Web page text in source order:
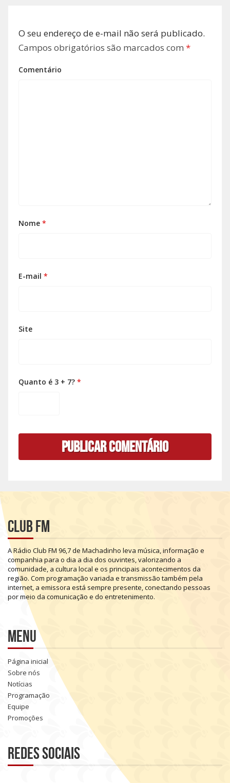
O seu endereço de e-mail não será publicado.
Campos obrigatórios são marcados com *
Comentário
Nome *
E-mail *
Site
Quanto é 3 + 7? *
Club FM
ARádio Club FM 96,7de Machadinho leva música,informação e
companhia para o dia a dia dos ouvintes,valorizando a
comunidade, a cultura local e os principais acontecimentos da
região. Com programação variada e transmissão também pela
internet, a emissora está sempre presente,conectando pessoas
pormeio da comunicação e do entretenimento.
Menu
Página inicial
Sobre nós
Notícias
Programação
Equipe
Promoções
Redes sociais